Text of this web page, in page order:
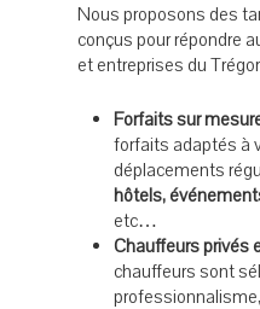
Nous proposons des
conçus pour répondre
et entreprises du
Forfaits sur
forfaits adaptés à
déplacements
hôtels,
etc…
Chauffeurs privés
chauffeurs sont